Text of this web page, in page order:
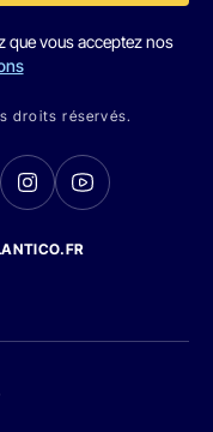
que vous acceptez nos
droits réservés.